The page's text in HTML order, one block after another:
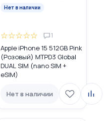
Нет в наличии
☆☆☆☆☆ 1
Apple iPhone 15 512GB Pink
(Розовый) MTPD3 Global
DUAL SIM (nano SIM +
eSIM)
Нет в наличии